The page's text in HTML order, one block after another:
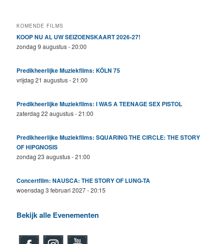
KOMENDE FILMS
KOOP NU AL UW SEIZOENSKAART 2026-27!
zondag 9 augustus - 20:00
Predikheerlijke Muziekfilms: KÖLN 75
vrijdag 21 augustus - 21:00
Predikheerlijke Muziekfilms: I WAS A TEENAGE SEX PISTOL
zaterdag 22 augustus - 21:00
Predikheerlijke Muziekfilms: SQUARING THE CIRCLE: THE STORY
OF HIPGNOSIS
zondag 23 augustus - 21:00
Concertfilm: NAUSCA: THE STORY OF LUNG-TA
woensdag 3 februari 2027 - 20:15
Bekijk alle Evenementen